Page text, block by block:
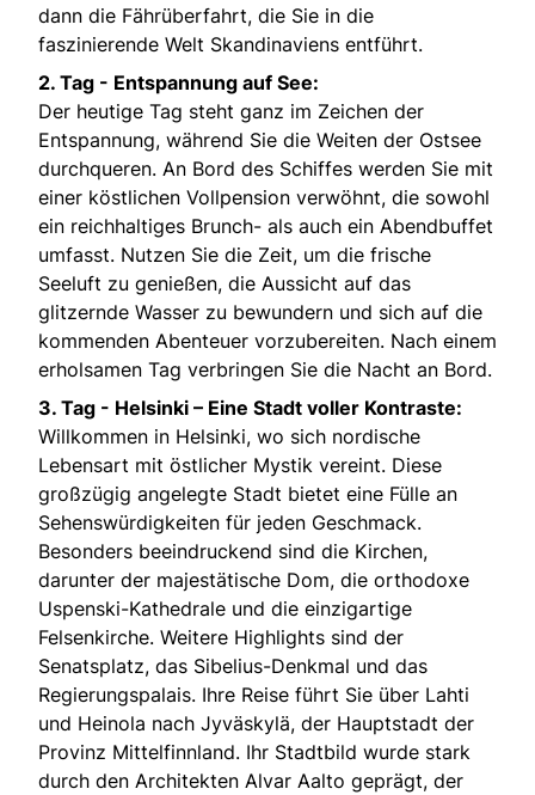
dann die Fährüberfahrt, die Sie in die
faszinierende Welt Skandinaviens entführt.
2. Tag - Entspannung auf See:
Der heutige Tag steht ganz im Zeichen der
Entspannung, während Sie die Weiten der Ostsee
durchqueren. An Bord des Schiffes werden Sie mit
einer köstlichen Vollpension verwöhnt, die sowohl
ein reichhaltiges Brunch- als auch ein Abendbuffet
umfasst. Nutzen Sie die Zeit, um die frische
Seeluft zu genießen, die Aussicht auf das
glitzernde Wasser zu bewundern und sich auf die
kommenden Abenteuer vorzubereiten. Nach einem
erholsamen Tag verbringen Sie die Nacht an Bord.
3. Tag - Helsinki – Eine Stadt voller Kontraste:
Willkommen in Helsinki, wo sich nordische
Lebensart mit östlicher Mystik vereint. Diese
großzügig angelegte Stadt bietet eine Fülle an
Sehenswürdigkeiten für jeden Geschmack.
Besonders beeindruckend sind die Kirchen,
darunter der majestätische Dom, die orthodoxe
Uspenski-Kathedrale und die einzigartige
Felsenkirche. Weitere Highlights sind der
Senatsplatz, das Sibelius-Denkmal und das
Regierungspalais. Ihre Reise führt Sie über Lahti
und Heinola nach Jyväskylä, der Hauptstadt der
Provinz Mittelfinnland. Ihr Stadtbild wurde stark
durch den Architekten Alvar Aalto geprägt, der